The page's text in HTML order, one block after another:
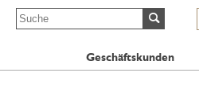
Geschäftskunden